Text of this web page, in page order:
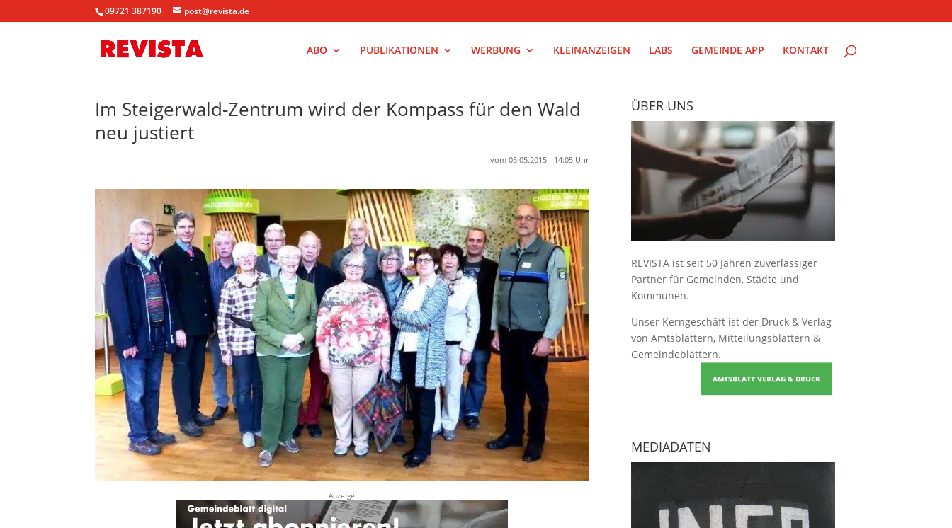
09721 387190 post@revista.de
ABO PUBLIKATIONEN WERBUNG KLEINANZEIGEN LABS GEMEINDE APP KONTAKT
Im Steigerwald-Zentrum wird der Kompass für den Wald
neu justiert
vom 05.05.2015 - 14:05 Uhr
Anzeige
ÜBER UNS
REVISTA ist seit 50 Jahren zuverlässiger
Partner für Gemeinden, Städte und
Kommunen.
Unser Kerngeschäft ist der Druck & Verlag
von Amtsblättern, Mitteilungsblättern &
Gemeindeblättern.
AMTSBLATT VERLAG & DRUCK
MEDIADATEN